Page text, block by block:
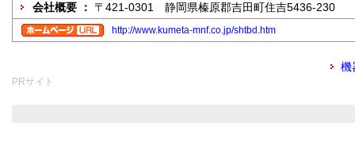
会社概要 ： 〒421-0301 静岡県榛原郡吉田町住吉5436-230
http://www.kumeta-mnf.co.jp/shtbd.htm
機
PRサイト